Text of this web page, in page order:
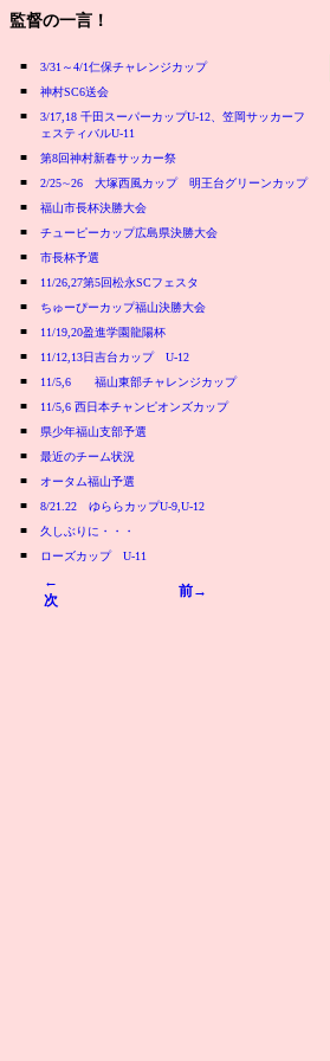
監督の一言！
■
3/31～4/1仁保チャレンジカップ
■
神村SC6送会
■
3/17,18 千田スーパーカップU-12、笠岡サッカーフ
ェスティバルU-11
■
第8回神村新春サッカー祭
■
2/25∼26 大塚西風カップ 明王台グリーンカップ
■
福山市長杯決勝大会
■
チューピーカップ広島県決勝大会
■
市長杯予選
■
11/26,27第5回松永SCフェスタ
■
ちゅーぴーカップ福山決勝大会
■
11/19,20盈進学園龍陽杯
■
11/12,13日吉台カップ U-12
■
11/5,6 福山東部チャレンジカップ
■
11/5,6 西日本チャンピオンズカップ
■
県少年福山支部予選
■
最近のチーム状況
■
オータム福山予選
■
8/21.22 ゆららカップU-9,U-12
■
久しぶりに・・・
■
ローズカップ U-11
←
次
前→